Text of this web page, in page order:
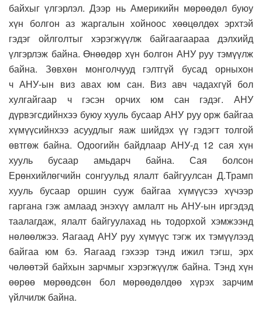
байхыг үлгэрлэл. Дээр нь Америкийн мөрөөдөл буюу
хүн болгон аз жаргалын хойноос хөөцөлдөх эрхтэй
гэдэг ойлголтыг хэрэгжүүлж байгаагаараа дэлхийд
үлгэрлэж байна. Өнөөдөр хүн болгон АНУ руу тэмүүлж
байна. Зөвхөн монголчууд гэлтгүй бусад орныхон
ч АНУ-ын виз авах юм сан. Виз авч чадахгүй бол
хулгайгаар ч гэсэн орчих юм сан гэдэг. АНУ
дүрвэгсдийнхээ буюу хууль бусаар АНУ руу орж байгаа
хүмүүсийнхээ асуудлыг яаж шийдэх үү гэдэгт толгой
өвтгөж байна. Одоогийн байдлаар АНУ-д 12 сая хүн
хууль бусаар амьдарч байна. Сая болсон
Ерөнхийлөгчийн сонгуульд ялалт байгуулсан Д.Трамп
хууль бусаар оршин сууж байгаа хүмүүсээ хүчээр
гаргана гэж амлаад энэхүү амлалт нь АНУ-ын иргэдэд
таалагдаж, ялалт байгуулахад нь тодорхой хэмжээнд
нөлөөлжээ. Яагаад АНУ руу хүмүүс тэгж их тэмүүлээд
байгаа юм бэ. Яагаад гэхээр тэнд ижил тэгш, эрх
чөлөөтэй байхын зарчмыг хэрэгжүүлж байна. Тэнд хүн
өөрөө мөрөөдсөн бол мөрөөдөлдөө хүрэх зарчим
үйлчилж байна.